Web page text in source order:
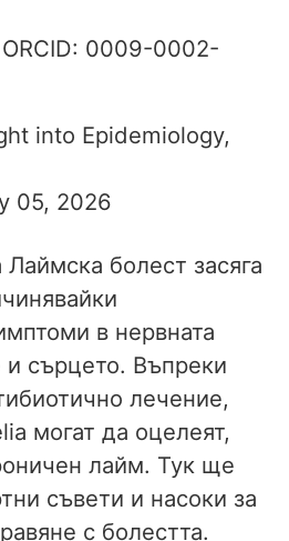
0009-0002-
into Epidemiology,
05, 2026
болест засяга
в нервната
и сърцето. Въпреки
лечение,
могат да оцелеят,
лайм. Тук ще
съвети и насоки за
с болестта.